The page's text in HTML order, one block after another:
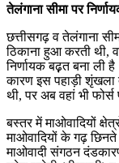
तेलंगाना सीमा पर
छत्तीसगढ़ व तेलंगाना
ठिकाना हुआ करती थी,
निर्णायक बढ़़त बना ली
कारण इस पहाड़ी शृंखला
थी, पर अब वहां भी
बस्तर में माओवादियों
माओवादियों के गढ़
माओवादी संगठन